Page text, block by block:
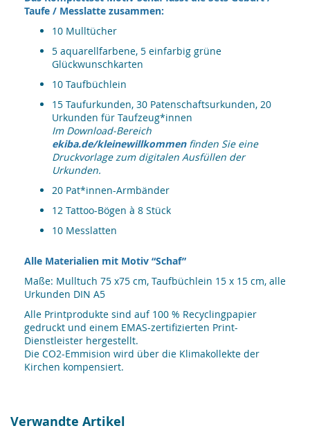
Taufe / Messlatte zusammen:
10 Mulltücher
5 aquarellfarbene, 5 einfarbig grüne
Glückwunschkarten
10 Taufbüchlein
15 Taufurkunden, 30 Patenschaftsurkunden, 20
Urkunden für Taufzeug*innen
Im Download-Bereich
ekiba.de/kleinewillkommenfinden Sie eine
Druckvorlage zum digitalen Ausfüllen der
Urkunden.
20 Pat*innen-Armbänder
12 Tattoo-Bögen à 8 Stück
10 Messlatten
Alle Materialien mit Motiv “Schaf”
Maße: Mulltuch 75 x75 cm, Taufbüchlein 15 x 15 cm, alle
Urkunden DIN A5
Alle Printprodukte sind auf 100 % Recyclingpapier
gedruckt und einem EMAS-zertifizierten Print-
Dienstleister hergestellt.
Die CO2-Emmision wird über die Klimakollekte der
Kirchen kompensiert.
Verwandte Artikel